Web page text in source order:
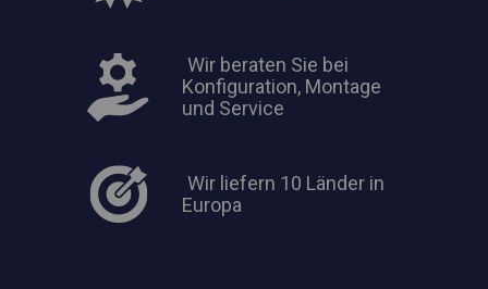
Wir beraten Sie bei
Konfiguration, Montage
und Service
Wir liefern 10 Länder in
Europa